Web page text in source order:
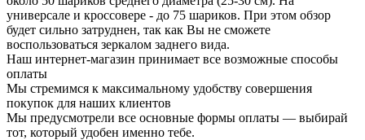
универсале и кроссовере - до 75 шариков. При этом обзор
будет сильно затруднен, так как Вы не сможете
воспользоваться зеркалом заднего вида.
Наш интернет-магазин принимает все возможные способы
оплаты
Мы стремимся к максимальному удобству совершения
покупок для наших клиентов
Мы предусмотрели все основные формы оплаты — выбирай
тот, который удобен именно тебе.